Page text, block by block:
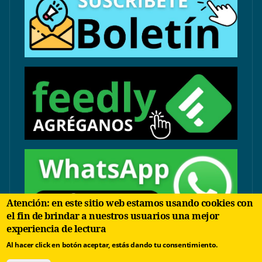
Sólo temas comerciales:
Atención: en este sitio web estamos usando cookies con
el fin de brindar a nuestros usuarios una mejor
experiencia de lectura
Al hacer click en botón aceptar, estás dando tu consentimiento.